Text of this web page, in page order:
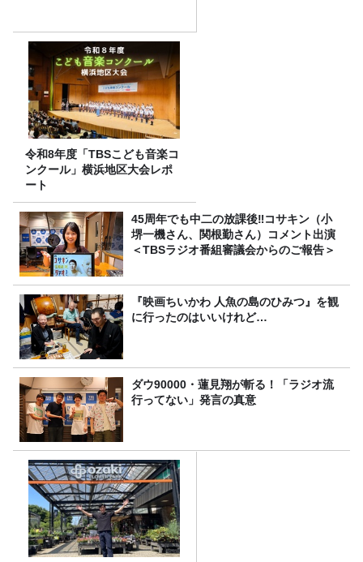
令和8年度「TBSこども音楽コ
ンクール」横浜地区大会レポ
ート
45周年でも中二の放課後‼コサキン（小
堺一機さん、関根勤さん）コメント出演
＜TBSラジオ番組審議会からのご報告＞
『映画ちいかわ 人魚の島のひみつ』を観
に行ったのはいいけれど…
ダウ90000・蓮見翔が斬る！「ラジオ流
行ってない」発言の真意